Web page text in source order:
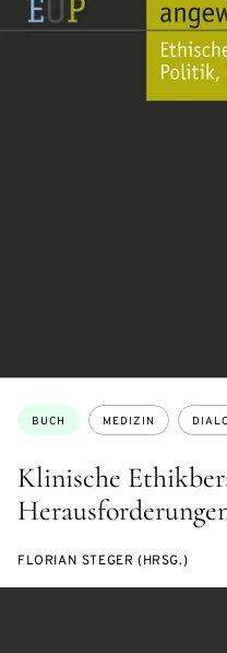
Klinische
Themen:
BUCH MEDIZIN
FLORIAN STEGER (HRSG.)